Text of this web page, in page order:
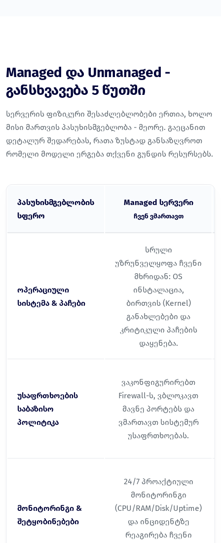
Managed და Unmanaged -
განსხვავება 5 წუთში
სერვერის ფიზიკური შესაძლებლობები ერთია, ხოლო
მისი მართვის პასუხისმგებლობა - მეორე. გაეცანით
დეტალურ შედარებას, რათა ზუსტად განსაზღვროთ
რომელი მოდელი ერგება თქვენი გუნდის რესურსებს.
პასუხისმგებლობის
სფერო
Managed სერვერი
ჩვენ ვმართავთ
ოპერაციული
სისტემა & პაჩები
სრული
უზრუნველყოფა ჩვენი
მხრიდან: OS
ინსტალაცია,
ბირთვის (Kernel)
განახლებები და
კრიტიკული პაჩების
დაყენება.
უსაფრთხოების
საბაზისო
პოლიტიკა
ვაკონფიგურირებთ
Firewall-ს, ვბლოკავთ
მავნე პორტებს და
ვმართავთ სისტემურ
უსაფრთხოებას.
მონიტორინგი &
შეტყობინებები
24/7 პროაქტიული
მონიტორინგი
(CPU/RAM/Disk/Uptime)
და ინციდენტზე
რეაგირება ჩვენი